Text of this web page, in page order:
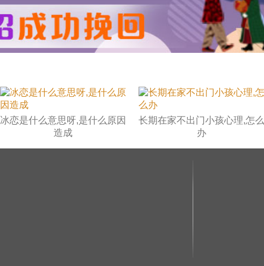
冰恋是什么意思呀,是什么原因
造成
长期在家不出门小孩心理,怎么
办